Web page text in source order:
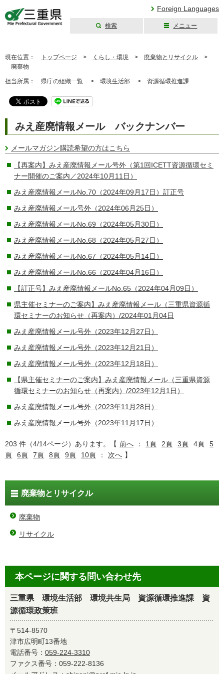
Foreign Languages
検索 メニュー
現在位置： トップページ > くらし・環境 > 廃棄物とリサイクル >
廃棄物
担当所属： 県庁の組織一覧 > 環境生活部 > 資源循環推進課
みえ産廃情報メール バックナンバー
メールマガジン購読希望の方はこちら
【再案内】みえ産廃情報メール号外（第1回ICETT資源循環セミ
ナー開催のご案内／2024年10月11日）
みえ産廃情報メールNo.70（2024年09月17日）訂正号
みえ産廃情報メール号外（2024年06月25日）
みえ産廃情報メールNo.69（2024年05月30日）
みえ産廃情報メールNo.68（2024年05月27日）
みえ産廃情報メールNo.67（2024年05月14日）
みえ産廃情報メールNo.66（2024年04月16日）
【訂正号】みえ産廃情報メールNo.65（2024年04月09日）
県主催セミナーのご案内】みえ産廃情報メール（三重県資源循
環セミナーのお知らせ（再案内）/2024年01月04日
みえ産廃情報メール号外（2023年12月27日）
みえ産廃情報メール号外（2023年12月21日）
みえ産廃情報メール号外（2023年12月18日）
【県主催セミナーのご案内】みえ産廃情報メール（三重県資源
循環セミナーのお知らせ（再案内）/2023年12月1日）
みえ産廃情報メール号外（2023年11月28日）
みえ産廃情報メール号外（2023年11月17日）
203 件（4/14ページ）あります。【 前へ ： 1頁 2頁 3頁 4頁
5
頁
6頁 7頁 8頁 9頁 10頁 ： 次へ 】
廃棄物とリサイクル
廃棄物
リサイクル
本ページに関する問い合わせ先
三重県 環境生活部 環境共生局 資源循環推進課 資
源循環政策班
〒514-8570
津市広明町13番地
電話番号： 059-224-3310
ファクス番号：059-222-8136